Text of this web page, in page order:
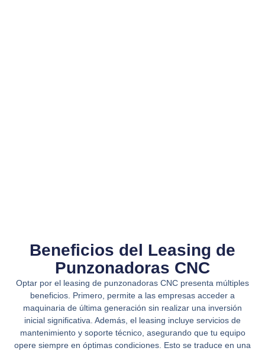
Beneficios del Leasing de
Punzonadoras CNC
Optar por el leasing de punzonadoras CNC presenta múltiples
beneficios. Primero, permite a las empresas acceder a
maquinaria de última generación sin realizar una inversión
inicial significativa. Además, el leasing incluye servicios de
mantenimiento y soporte técnico, asegurando que tu equipo
opere siempre en óptimas condiciones. Esto se traduce en una